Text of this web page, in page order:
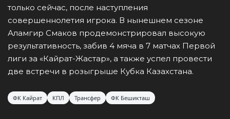
только сейчас, после наступления
совершеннолетия игрока. В нынешнем сезоне
Аламгир Смаков продемонстрировал высокую
результативность, забив 4 мяча в 7 матчах Первой
лиги за «Кайрат-Жастар», а также успел провести
две встречи в розыгрыше Кубка Казахстана.
ФК Кайрат КПЛ Трансфер ФК Бешикташ